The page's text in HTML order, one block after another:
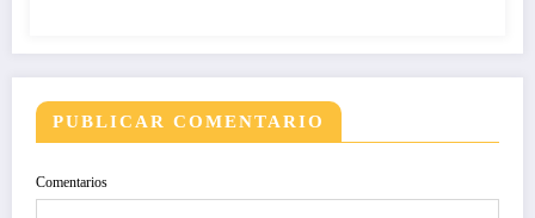
PUBLICAR COMENTARIO
Comentarios